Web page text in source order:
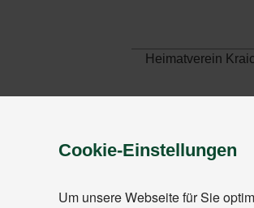
Heimatverein
Cookie-Einstellungen
Um unsere Webseite für Sie